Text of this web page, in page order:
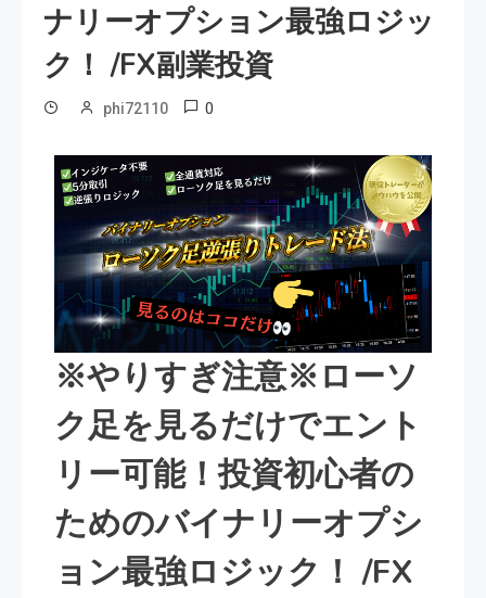
ナリーオプション最強ロジッ
ク！ /FX副業投資
phi72110 0
※やりすぎ注意※ローソ
ク足を見るだけでエント
リー可能！投資初心者の
ためのバイナリーオプシ
ョン最強ロジック！ /FX